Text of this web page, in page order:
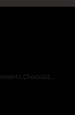
Juliette Armand Elements Chocolate Sensi Mask 50ml